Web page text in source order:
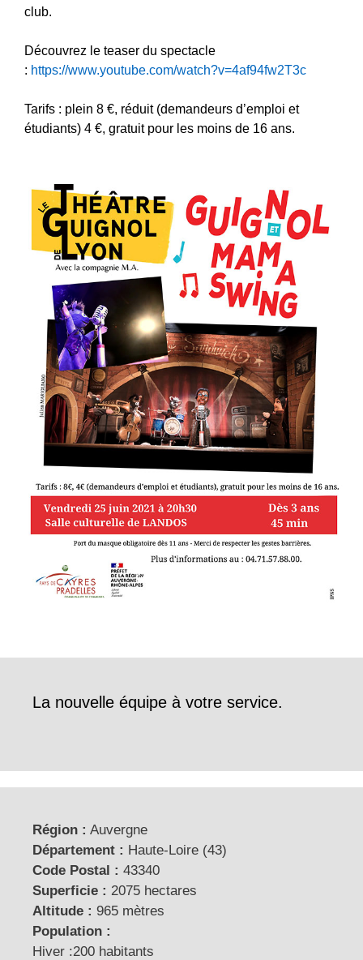
club.
Découvrez le teaser du spectacle
: https://www.youtube.com/watch?v=4af94fw2T3c
Tarifs : plein 8 €, réduit (demandeurs d’emploi et
étudiants) 4 €, gratuit pour les moins de 16 ans.
La nouvelle équipe à votre service.
Région : Auvergne
Département : Haute-Loire (43)
Code Postal : 43340
Superficie : 2075 hectares
Altitude : 965 mètres
Population :
Hiver :200 habitants